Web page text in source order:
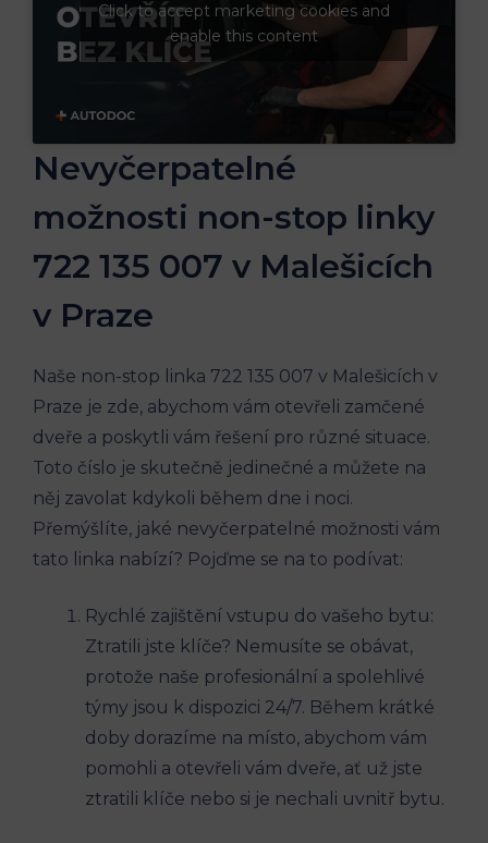
Click to accept marketing cookies and
enable this content
Nevyčerpatelné
možnosti non-stop linky
722 135 007 v Malešicích
v Praze
Naše non-stop linka 722 135 007 v Malešicích v
Praze je zde, abychom vám otevřeli zamčené
dveře a​ poskytli vám ‌řešení⁤ pro různé situace.
⁢Toto ‍číslo je skutečně jedinečné a můžete na​
něj zavolat ‌kdykoli⁤ během dne i noci.
Přemýšlíte, jaké⁢ nevyčerpatelné možnosti vám
tato‍ linka nabízí? ⁣Pojďme se na to podívat:
Rychlé zajištění vstupu do vašeho bytu:
Ztratili jste klíče? Nemusíte se obávat,⁤
protože naše ​profesionální a spolehlivé
týmy jsou​ k dispozici 24/7. Během krátké
doby dorazíme na místo, abychom vám
pomohli a otevřeli vám dveře, ať už jste
ztratili⁤ klíče nebo si je nechali uvnitř ‌bytu.